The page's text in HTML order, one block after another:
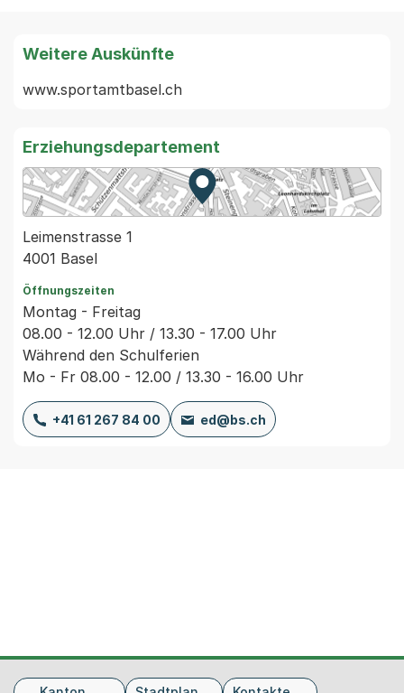
Weitere Auskünfte
www.sportamtbasel.ch
Erziehungsdepartement
Zur Karte von MapBS.
Externer Link, wird in einem
Leimenstrasse 1
4001 Basel
Öffnungszeiten
Montag - Freitag
08.00 - 12.00 Uhr / 13.30 - 17.00 Uhr
Während den Schulferien
Mo - Fr 08.00 - 12.00 / 13.30 - 16.00 Uhr
+41 61 267 84 00 ed@bs.ch
Fusszeile